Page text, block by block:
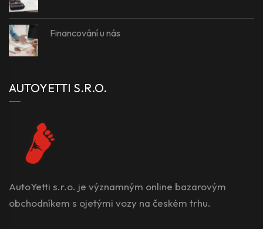
Financování u nás
AUTOYETTI S.R.O.
AutoYetti s.r.o. je významným online bazarovým
obchodníkem s ojetými vozy na českém trhu.